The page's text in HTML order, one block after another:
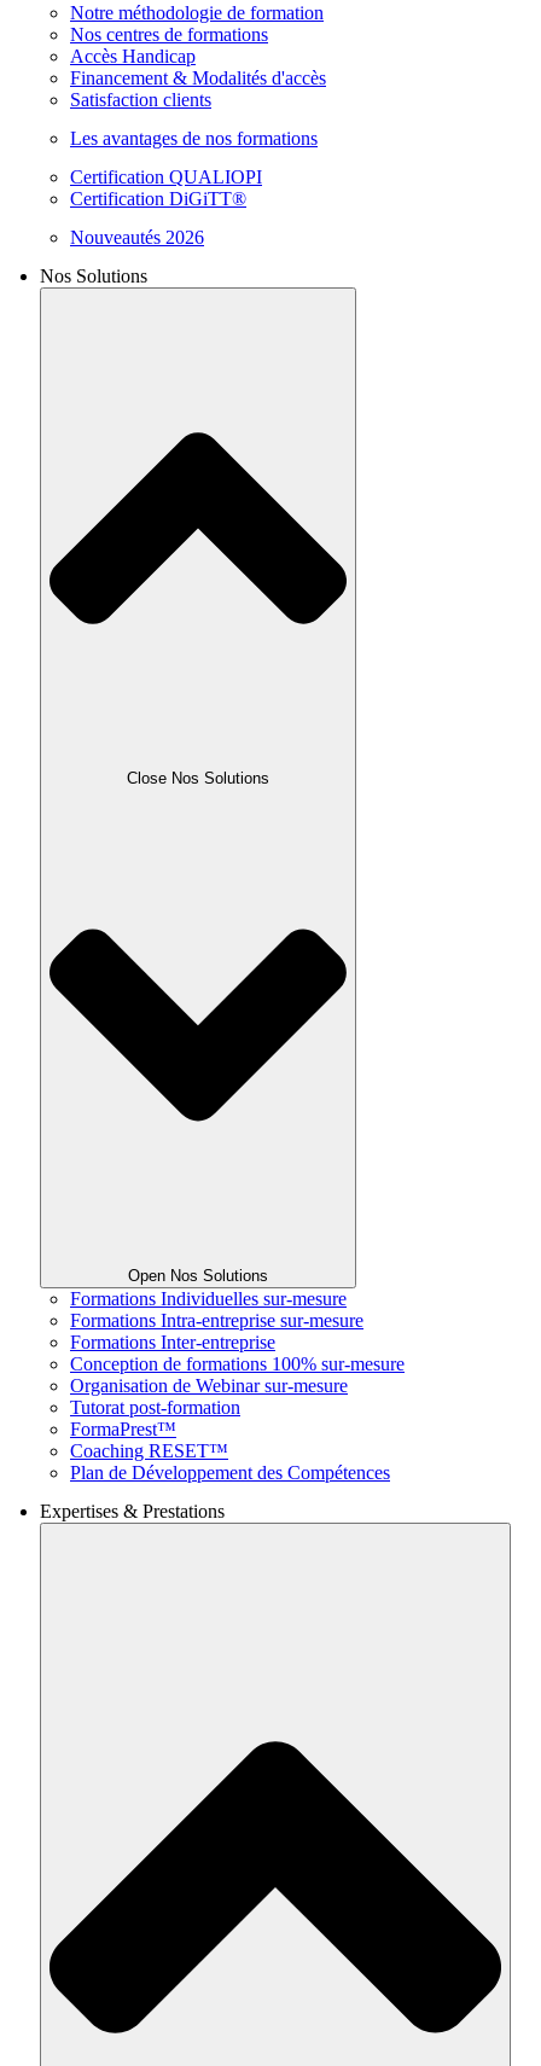
Notre méthodologie de formation
Nos centres de formations
Accès Handicap
Financement & Modalités d'accès
Satisfaction clients
Les avantages de nos formations
Certification QUALIOPI
Certification DiGiTT®
Nouveautés 2026
Nos Solutions
Close Nos Solutions
Open Nos Solutions
Formations Individuelles sur-mesure
Formations Intra-entreprise sur-mesure
Formations Inter-entreprise
Conception de formations 100% sur-mesure
Organisation de Webinar sur-mesure
Tutorat post-formation
FormaPrest™
Coaching RESET™
Plan de Développement des Compétences
Expertises & Prestations